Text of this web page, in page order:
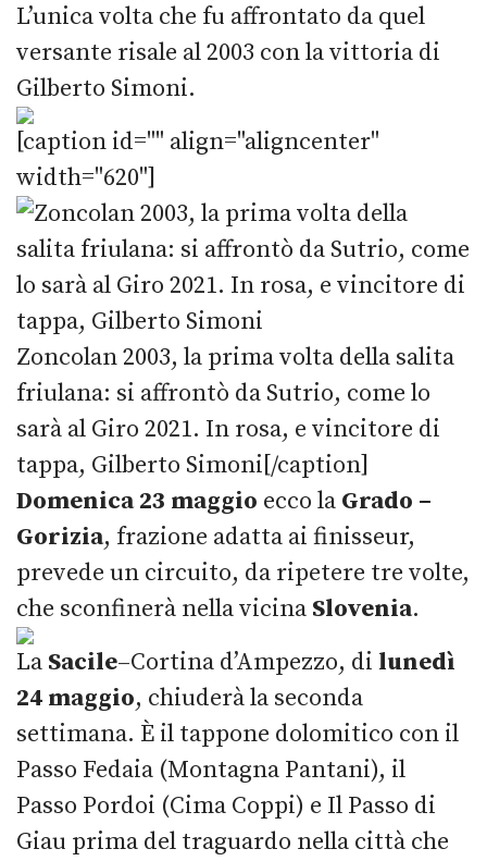
L’unica volta che fu affrontato da quel
versante risale al 2003 con la vittoria di
Gilberto Simoni.
[caption id="" align="aligncenter"
width="620"]
Zoncolan 2003, la prima volta della salita
friulana: si affrontò da Sutrio, come lo
sarà al Giro 2021. In rosa, e vincitore di
tappa, Gilberto Simoni[/caption]
Domenica 23 maggio ecco la Grado –
Gorizia, frazione adatta ai finisseur,
prevede un circuito, da ripetere tre volte,
che sconfinerà nella vicina Slovenia.
La Sacile–Cortina d’Ampezzo, di lunedì
24 maggio, chiuderà la seconda
settimana. È il tappone dolomitico con il
Passo Fedaia (Montagna Pantani), il
Passo Pordoi (Cima Coppi) e Il Passo di
Giau prima del traguardo nella città che